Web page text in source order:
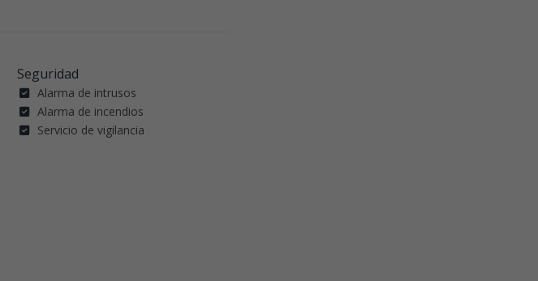
Seguridad
Alarma de intrusos
Alarma de incendios
Servicio de vigilancia